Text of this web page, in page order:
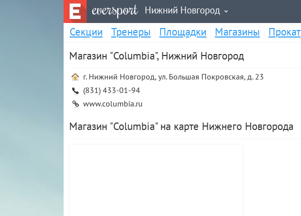
eversport Нижний Новгород
Секции Тренеры Площадки Магазины Прокат
Магазин "Columbia", Нижний Новгород
г. Нижний Новгород, ул. Большая Покровская, д. 23
(831) 433-01-94
www.columbia.ru
Магазин "Columbia" на карте Нижнего Новгорода